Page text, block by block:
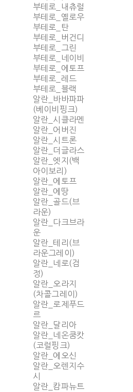
부테로_내츄럴
부테로_옐로우
부테로_탄
부테로_버건디
부테로_그린
부테로_네이비
부테로_에토프
부테로_레드
부테로_블랙
알란_바바파파
(베이비핑크)
알란_시클라멘
알란_어버진
알란_시트론
알란_더글라스
알란_엣지(백
아이보리)
알란_에토프
알란_에땅
알란_골드(브
라운)
알란_다크브라
운
알란_테리(브
라운그레이)
알란_네로(검
정)
알란_오라지
(차콜그레이)
알란_로제푸드
르
알란_달리아
알란_네온쿰캇
(코럴핑크)
알란_에오신
알란_오렌지수
시
알란_캄파뉴트